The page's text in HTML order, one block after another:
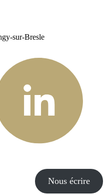
sur-Bresle
Nous écrire